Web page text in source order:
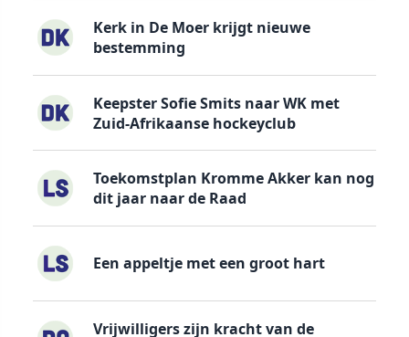
Kerk in De Moer krijgt nieuwe
bestemming
Keepster Sofie Smits naar WK met
Zuid-Afrikaanse hockeyclub
Toekomstplan Kromme Akker kan nog
dit jaar naar de Raad
Een appeltje met een groot hart
Vrijwilligers zijn kracht van de